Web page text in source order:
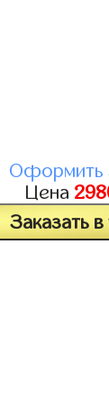
Оформить
Цена
Заказать в